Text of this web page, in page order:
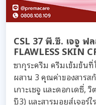
CSL 37 พี.ซี. เจจู ฟ
FLAWLESS SKIN
ซากุระครีม ครีมเข้มข้น
ผสาน 3 คุณค่าของสารส
เกาะเชจู และดอกเดซี่,
บี3) และสารมอยส์เจอร์ไ